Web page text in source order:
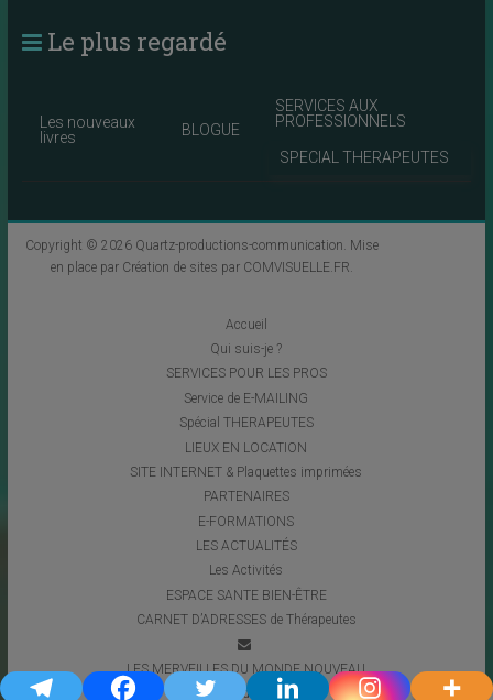
Le plus regardé
Les nouveaux
livres
BLOGUE
SERVICES AUX
PROFESSIONNELS
SPECIAL THERAPEUTES
Copyright © 2026 Quartz-productions-communication . Mise
en place par Création de sites par COMVISUELLE.FR
Accueil
Qui suis-je ?
SERVICES POUR LES PROS
Service de E-MAILING
Spécial THERAPEUTES
LIEUX EN LOCATION
SITE INTERNET & Plaquettes imprimées
PARTENAIRES
E-FORMATIONS
LES ACTUALITÉS
Les Activités
ESPACE SANTE BIEN-ÊTRE
CARNET D’ADRESSES de Thérapeutes
LES MERVEILLES DU MONDE NOUVEAU
Coups de Coeur